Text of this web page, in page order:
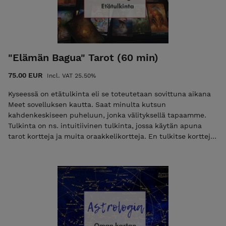
"Elämän Bagua" Tarot (60 min)
75.00 EUR Incl. VAT 25.50%
Kyseessä on etätulkinta eli se toteutetaan sovittuna aikana
Meet sovelluksen kautta. Saat minulta kutsun
kahdenkeskiseen puheluun, jonka välityksellä tapaamme.
Tulkinta on ns. intuitiivinen tulkinta, jossa käytän apuna
tarot kortteja ja muita oraakkelikortteja. En tulkitse kortteja
omia oivalluksia tulkintatilanteessa. Tulkintojen tarkoitus on
antaa apua ja vahvistusta sen hetkiseen tilanteeseen ja
avata mahdollisia tulevia asioita. Tässä tulkinnassa käytän
omaa tarot pöytää, jonka olen kokenut toimivaksi tavaksi
löytää oivalluksia/neuvoja elämän eri tilanteisiin. Tässä
pöydässä on 9 eri kohtaa, jotka sisältävät meidän